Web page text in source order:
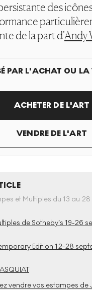
des
de la part d'Andy
PAR L'ACHAT OU LA
ACHETER DE L'ART
VENDRE DE L'ART
et Multiples du 13 au
de Sotheby’s 19-26
Edition 12-28
vendre vos estampes de